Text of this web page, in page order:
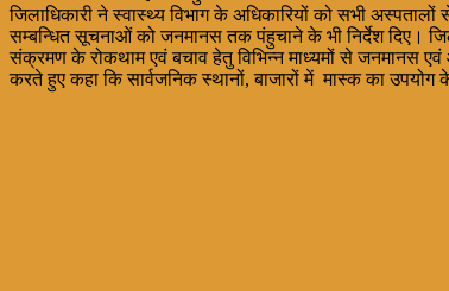
जिलाधिकारी ने स्वास्थ्य विभाग के अधिकारियों को सभी
सम्बन्धित सूचनाओं को जनमानस तक पंहुचाने के भी निर्देश दिए।
संक्रमण के रोकथाम एवं बचाव हेतु विभिन्न माध्यमों से जनमानस
करते हुए कहा कि सार्वजनिक स्थानों, बाजारों में मास्क का